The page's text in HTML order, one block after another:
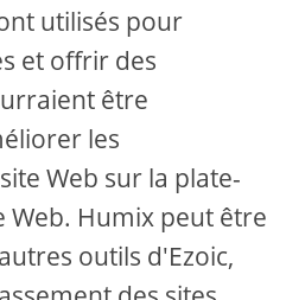
utilisés pour
et offrir des
être
les
Web sur la plate-
Web. Humix peut être
outils d'Ezoic,